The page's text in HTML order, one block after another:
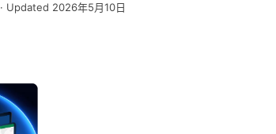
· Updated 2026年5月10日